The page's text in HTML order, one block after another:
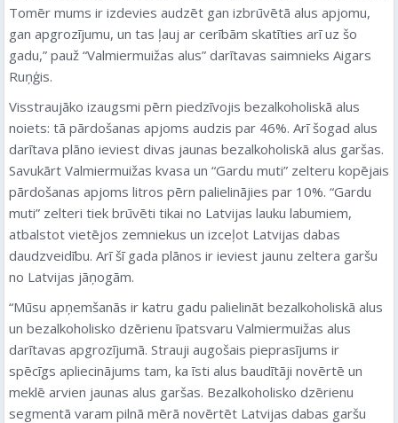
Tomēr mums ir izdevies audzēt gan izbrūvētā alus apjomu,
gan apgrozījumu, un tas ļauj ar cerībām skatīties arī uz šo
gadu,” pauž “Valmiermuižas alus” darītavas saimnieks Aigars
Ruņģis.
Visstraujāko izaugsmi pērn piedzīvojis bezalkoholiskā alus
noiets: tā pārdošanas apjoms audzis par 46%. Arī šogad alus
darītava plāno ieviest divas jaunas bezalkoholiskā alus garšas.
Savukārt Valmiermuižas kvasa un “Gardu muti” zelteru kopējais
pārdošanas apjoms litros pērn palielinājies par 10%. “Gardu
muti” zelteri tiek brūvēti tikai no Latvijas lauku labumiem,
atbalstot vietējos zemniekus un izceļot Latvijas dabas
daudzveidību. Arī šī gada plānos ir ieviest jaunu zeltera garšu
no Latvijas jāņogām.
“Mūsu apņemšanās ir katru gadu palielināt bezalkoholiskā alus
un bezalkoholisko dzērienu īpatsvaru Valmiermuižas alus
darītavas apgrozījumā. Strauji augošais pieprasījums ir
spēcīgs apliecinājums tam, ka īsti alus baudītāji novērtē un
meklē arvien jaunas alus garšas. Bezalkoholisko dzērienu
segmentā varam pilnā mērā novērtēt Latvijas dabas garšu